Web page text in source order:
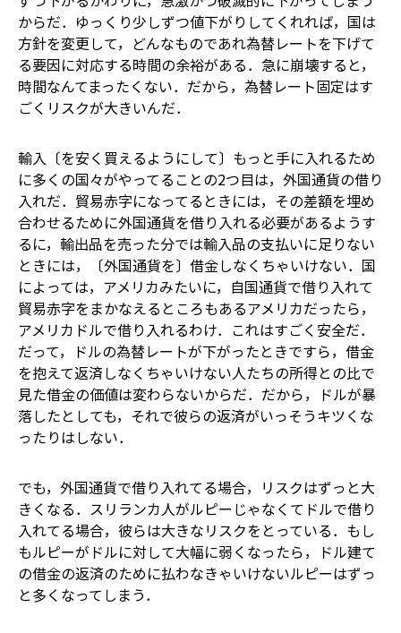
からだ．ゆっくり少しずつ値下がりしてくれれば，国は
方針を変更して，どんなものであれ為替レートを下げて
る要因に対応する時間の余裕がある．急に崩壊すると，
時間なんてまったくない．だから，為替レート固定はす
ごくリスクが大きいんだ．
輸入〔を安く買えるようにして〕もっと手に入れるため
に多くの国々がやってることの2つ目は，外国通貨の借り
入れだ．貿易赤字になってるときには，その差額を埋め
合わせるために外国通貨を借り入れる必要がある――ようす
るに，輸出品を売った分では輸入品の支払いに足りない
ときには，〔外国通貨を〕借金しなくちゃいけない．国
によっては，アメリカみたいに，自国通貨で借り入れて
貿易赤字をまかなえるところもある――アメリカだったら，
アメリカドルで借り入れるわけ．これはすごく安全だ．
だって，ドルの為替レートが下がったときですら，借金
を抱えて返済しなくちゃいけない人たちの所得との比で
見た借金の価値は変わらないからだ．だから，ドルが暴
落したとしても，それで彼らの返済がいっそうキツくな
ったりはしない．
でも，外国通貨で借り入れてる場合，リスクはずっと大
きくなる．スリランカ人がルピーじゃなくてドルで借り
入れてる場合，彼らは大きなリスクをとっている．もし
もルピーがドルに対して大幅に弱くなったら，ドル建て
の借金の返済のために払わなきゃいけないルピーはずっ
と多くなってしまう．